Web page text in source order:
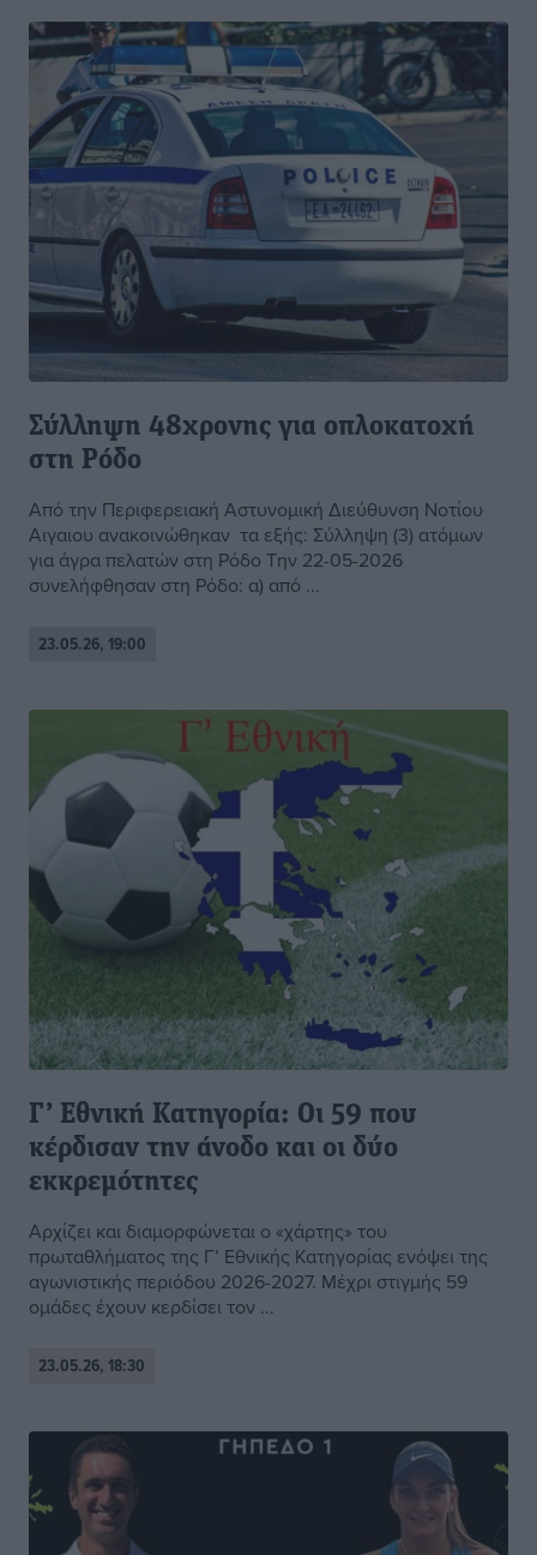
Σύλληψη 48χρονης για οπλοκατοχή
στη Ρόδο
Από την Περιφερειακή Αστυνομική Διεύθυνση Νοτίου
Αιγαιου ανακοινώθηκαν τα εξής: Σύλληψη (3) ατόμων
για άγρα πελατών στη Ρόδο Την 22-05-2026
συνελήφθησαν στη Ρόδο: α) από ...
23.05.26, 19:00
Γ’ Εθνική Κατηγορία: Οι 59 που
κέρδισαν την άνοδο και οι δύο
εκκρεμότητες
Αρχίζει και διαμορφώνεται ο «χάρτης» του
πρωταθλήματος της Γ’ Εθνικής Κατηγορίας ενόψει της
αγωνιστικής περιόδου 2026-2027. Μέχρι στιγμής 59
ομάδες έχουν κερδίσει τον ...
23.05.26, 18:30